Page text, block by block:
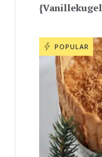
POPULAR